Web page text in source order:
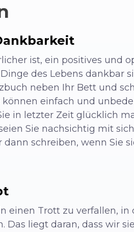
ist, ein positives und
des Lebens dankbar
neben Ihr Bett und
einfach und
in letzter Zeit glücklich
Sie nachsichtig mit
schreiben, wenn Sie
einen Trott zu verfallen,
liegt daran, dass wir